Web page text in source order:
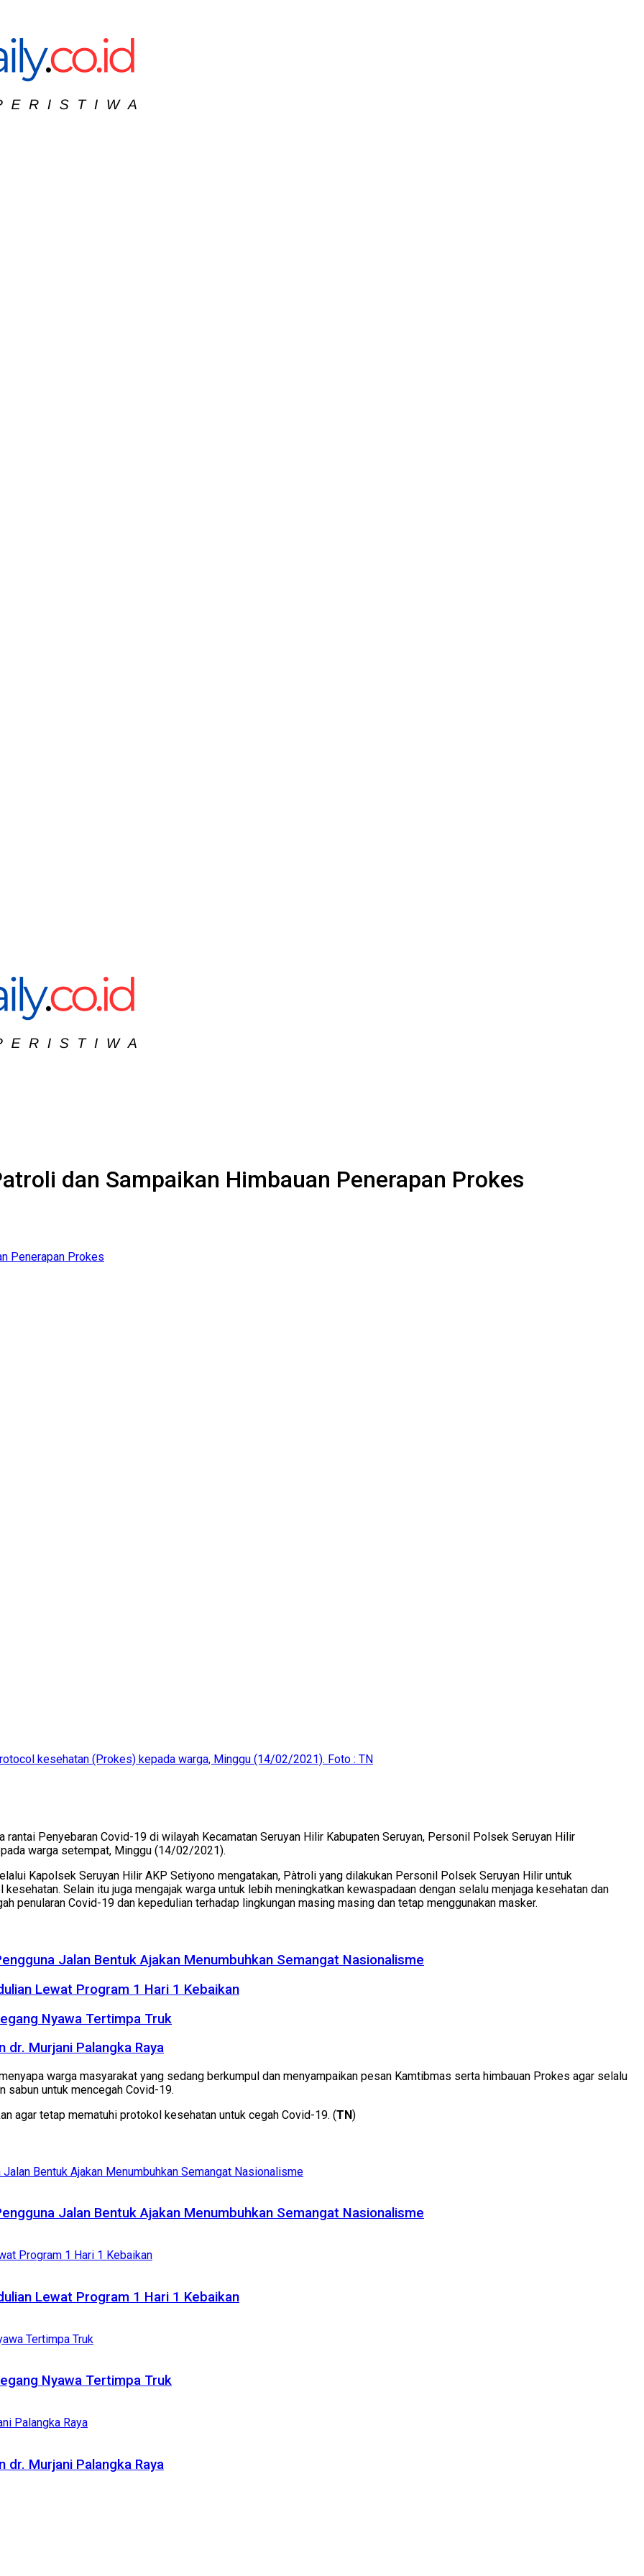
dan Sampaikan Himbauan Penerapan Prokes
kesehatan (Prokes) kepada warga, Minggu (14/02/2021). Foto : TN
rantai Penyebaran Covid-19 di wilayah Kecamatan Seruyan Hilir Kabupaten Seruyan, Personil Polsek Seruyan Hilir
warga setempat, Minggu (14/02/2021).
Kapolsek Seruyan Hilir AKP Setiyono mengatakan, Pàtroli yang dilakukan Personil Polsek Seruyan Hilir untuk
Selain itu juga mengajak warga untuk lebih meningkatkan kewaspadaan dengan selalu menjaga kesehatan dan
penularan Covid-19 dan kepedulian terhadap lingkungan masing masing dan tetap menggunakan masker.
Jalan Bentuk Ajakan Menumbuhkan Semangat Nasionalisme
Lewat Program 1 Hari 1 Kebaikan
Nyawa Tertimpa Truk
dr. Murjani Palangka Raya
warga masyarakat yang sedang berkumpul dan menyampaikan pesan Kamtibmas serta himbauan Prokes agar selalu
sabun untuk mencegah Covid-19.
agar tetap mematuhi protokol kesehatan untuk cegah Covid-19. (TN)
Jalan Bentuk Ajakan Menumbuhkan Semangat Nasionalisme
Lewat Program 1 Hari 1 Kebaikan
Nyawa Tertimpa Truk
dr. Murjani Palangka Raya